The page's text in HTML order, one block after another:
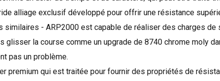
alliage exclusif développé pour offrir une résistance
similaires - ARP2000 est capable de réaliser des charges de
glisser la course comme un upgrade de 8740 chrome moly
pas un problème.
premium qui est traitée pour fournir des propriétés de